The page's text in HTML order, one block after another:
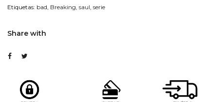
Etiquetas: bad, Breaking, saul, serie
Share with